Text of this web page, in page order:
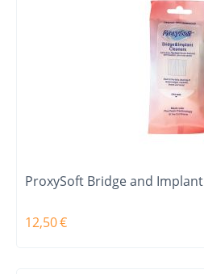
ProxySoft Bridge and Implant
12,50€